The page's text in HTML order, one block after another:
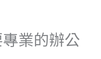
業的辦公